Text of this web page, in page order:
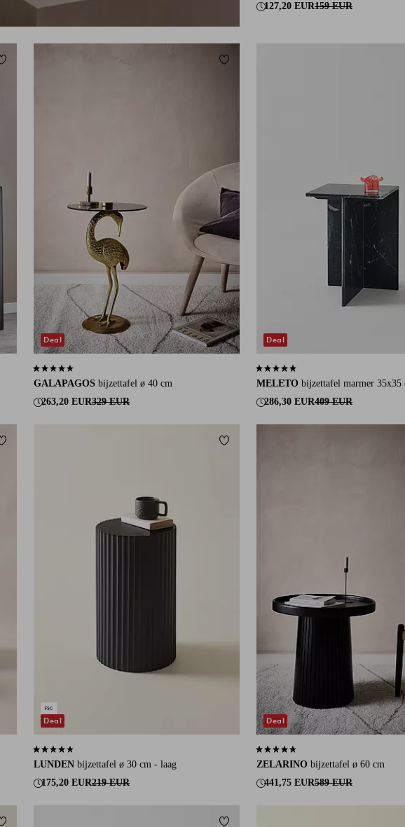
127,20 EUR159 EUR
Toevoegen aan favorieten
GALAPAGOS bijzettafel ø 40 cm
263,20 EUR329 EUR
4,5 op basis van 51 beoordelingen
Deal
Toevoegen aan favorieten
MELETO bijzettafel marmer 35x35
286,30 EUR409 EUR
5,0 op basis van 1 beoordelingen
Deal
Toevoegen aan favorieten
LUNDEN bijzettafel ø 30 cm - laag
175,20 EUR219 EUR
4,2 op basis van 9 beoordelingen
Deal
Toevoegen aan favorieten
ZELARINO bijzettafel ø 60 cm
441,75 EUR589 EUR
4,7 op basis van 3 beoordelingen
Deal